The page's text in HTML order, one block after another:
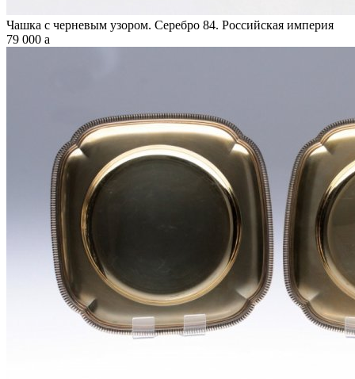
Чашка с черневым узором. Серебро 84. Российская империя
79 000 a